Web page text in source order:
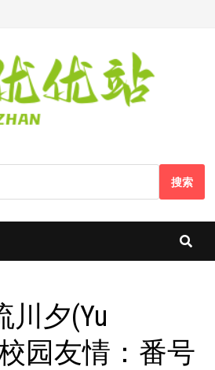
搜索
川夕(Yu
园友情：番号